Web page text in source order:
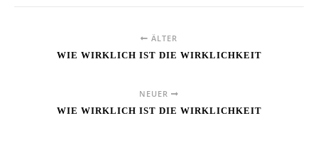
ÄLTER
WIE WIRKLICH IST DIE WIRKLICHKEIT
NEUER
WIE WIRKLICH IST DIE WIRKLICHKEIT